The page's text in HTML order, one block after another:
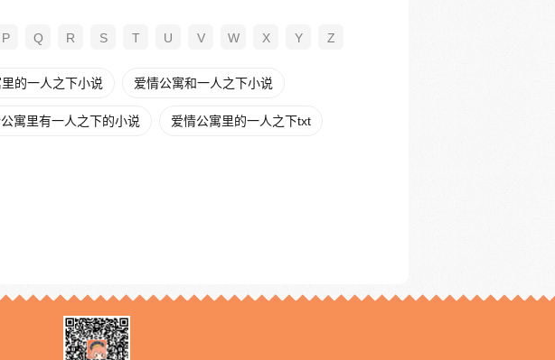
P Q R S T U V W X Y Z
的一人之下小说 爱情公寓和一人之下小说
寓里有一人之下的小说 爱情公寓里的一人之下txt